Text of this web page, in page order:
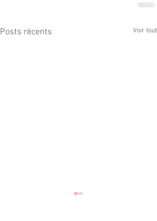
Posts récents Voir tout